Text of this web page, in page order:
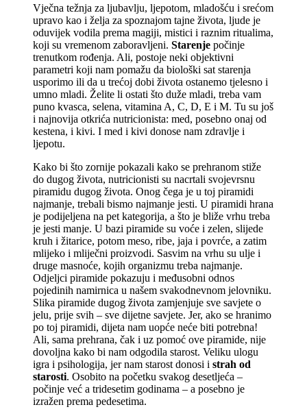
Vječna težnja za ljubavlju, ljepotom, mladošću i srećom
upravo kao i želja za spoznajom tajne života, ljude je
oduvijek vodila prema magiji, mistici i raznim ritualima,
koji su vremenom zaboravljeni. Starenje počinje
trenutkom rođenja. Ali, postoje neki objektivni
parametri koji nam pomažu da biološki sat starenja
usporimo ili da u trećoj dobi života ostanemo tjelesno i
umno mladi. Želite li ostati što duže mladi, treba vam
puno kvasca, selena, vitamina A, C, D, E i M. Tu su još
i najnovija otkrića nutricionista: med, posebno onaj od
kestena, i kivi. I med i kivi donose nam zdravlje i
ljepotu.
Kako bi što zornije pokazali kako se prehranom stiže
do dugog života, nutricionisti su nacrtali svojevrsnu
piramidu dugog života. Onog čega je u toj piramidi
najmanje, trebali bismo najmanje jesti. U piramidi hrana
je podijeljena na pet kategorija, a što je bliže vrhu treba
je jesti manje. U bazi piramide su voće i zelen, slijede
kruh i žitarice, potom meso, ribe, jaja i povrće, a zatim
mlijeko i mliječni proizvodi. Sasvim na vrhu su ulje i
druge masnoće, kojih organizmu treba najmanje.
Odjeljci piramide pokazuju i međusobni odnos
pojedinih namirnica u našem svakodnevnom jelovniku.
Slika piramide dugog života zamjenjuje sve savjete o
jelu, prije svih – sve dijetne savjete. Jer, ako se hranimo
po toj piramidi, dijeta nam uopće neće biti potrebna!
Ali, sama prehrana, čak i uz pomoć ove piramide, nije
dovoljna kako bi nam odgodila starost. Veliku ulogu
igra i psihologija, jer nam starost donosi i strah od
starosti. Osobito na početku svakog desetljeća –
počinje već a tridesetim godinama – a posebno je
izražen prema pedesetima.